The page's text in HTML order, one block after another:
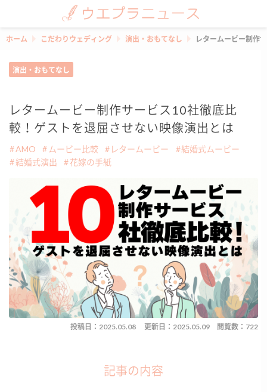
ホーム こだわりウェディング 演出・おもてなし レタームービー制作
演出・おもてなし
レタームービー制作サービス10社徹底比
較！ゲストを退屈させない映像演出とは
AMO ムービー比較 レタームービー
結婚式ムービー
結婚式演出
花嫁の手紙
投稿日：2025.05.08 更新日：2025.05.09 閲覧数：722
記事の内容